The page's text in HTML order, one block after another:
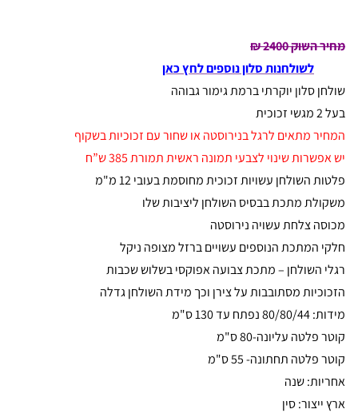
מחיר השוק 2400 ₪
לשולחנות סלון נוספים לחץ כאן
שולחן סלון יוקרתי ברמת גימור גבוהה
בעל 2 מגשי זכוכית
המחיר מתאים לרגל בנירוסטה או שחור עם זכוכיות בשקוף
יש אפשרות שינוי לצבעי תמונה ראשית תמורת 385 ש”ח
פלטות השולחן עשויות זכוכית מחוסמת בעובי 12 מ"מ
משקולת מתכת בבסיס השולחן ליציבות שלו
מכוסה צלחת עשויה נירוסטה
חלקי המתכת הנוספים עשויים ברזל מצופה ניקל
רגלי השולחן – מתכת צבועה אפוקסי בשלוש שכבות
הזכוכיות מסתובבות על צירן וכך מידת השולחן גדלה
מידות: 80/80/44 נפתח עד 130 ס"מ
קוטר פלטה עליונה-80 ס"מ
קוטר פלטה תחתונה- 55 ס"מ
אחריות: שנה
ארץ ייצור: סין